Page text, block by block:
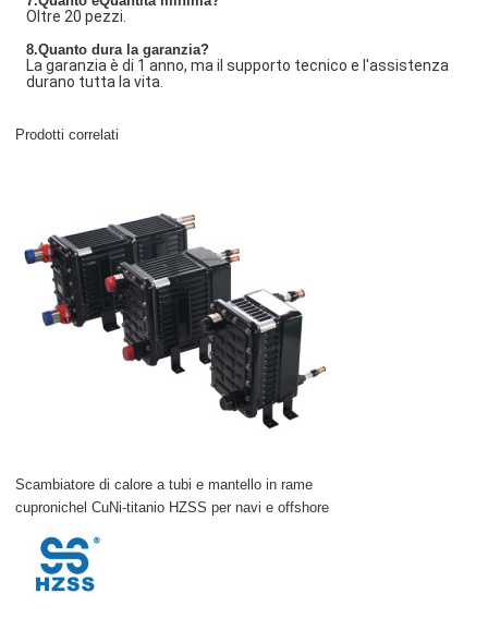
Oltre 20 pezzi.
8.Quanto dura la garanzia?
La garanzia è di 1 anno, ma il supporto tecnico e l'assistenza
durano tutta la vita.
Prodotti correlati
Scambiatore di calore a tubi e mantello in rame
cupronichel CuNi-titanio HZSS per navi e offshore